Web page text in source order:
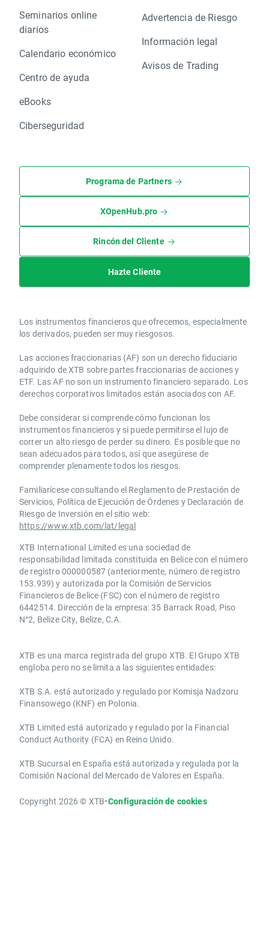
Seminarios online
diarios
Calendario económico
Centro de ayuda
eBooks
Ciberseguridad
Advertencia de Riesgo
Información legal
Avisos de Trading
Programa de Partners
XOpenHub.pro
Rincón del Cliente
Hazte Cliente
Los instrumentos financieros que ofrecemos, especialmente
los derivados, pueden ser muy riesgosos.
Las acciones fraccionarias (AF) son un derecho fiduciario
adquirido de XTB sobre partes fraccionarias de acciones y
ETF. Las AF no son un instrumento financiero separado. Los
derechos corporativos limitados están asociados con AF.
Debe considerar si comprende cómo funcionan los
instrumentos financieros y si puede permitirse el lujo de
correr un alto riesgo de perder su dinero. Es posible que no
sean adecuados para todos, así que asegúrese de
comprender plenamente todos los riesgos.
Familiarícese consultando el Reglamento de Prestación de
Servicios, Política de Ejecución de Órdenes y Declaración de
Riesgo de Inversión en el sitio web:
https://www.xtb.com/lat/legal
XTB International Limited es una sociedad de
responsabilidad limitada constituida en Belice con el número
de registro 000000587 (anteriormente, número de registro
153.939) y autorizada por la Comisión de Servicios
Financieros de Belice (FSC) con el número de registro
6442514. Dirección de la empresa: 35 Barrack Road, Piso
N°2, Belize City, Belize, C.A.
​​XTB es una marca registrada del grupo XTB. El Grupo XTB
engloba pero no se limita a las siguientes entidades:
XTB S.A.​ está autorizado y regulado por Komisja Nadzoru
Finansowego (KNF) ​en Polonia.
XTB Limited ​está autorizado y regulado por la ​Financial
Conduct Authority ​(FCA) en ​​Reino Unido.
XTB Sucursal en España está autorizada y regulada por la
Comisión Nacional del Mercado de Valores en España.
Copyright 2026 © XTB•Configuración de cookies